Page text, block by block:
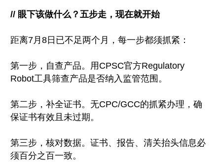
// 眼下该做什么？五步走，现在就开始
距离7月8日已不足两个月，每一步都须抓紧：
第一步，自查产品。用CPSC官方Regulatory
Robot工具筛查产品是否纳入监管范围。
第二步，补全证书。无CPC/GCC的抓紧办理，确
保证书有效且未过期。
第三步，核对数据。证书、报告、清关抬头信息必
须百分之百一致。